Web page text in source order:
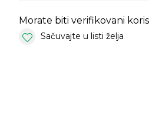
Morate biti verifikovani
Sačuvajte u listi želja